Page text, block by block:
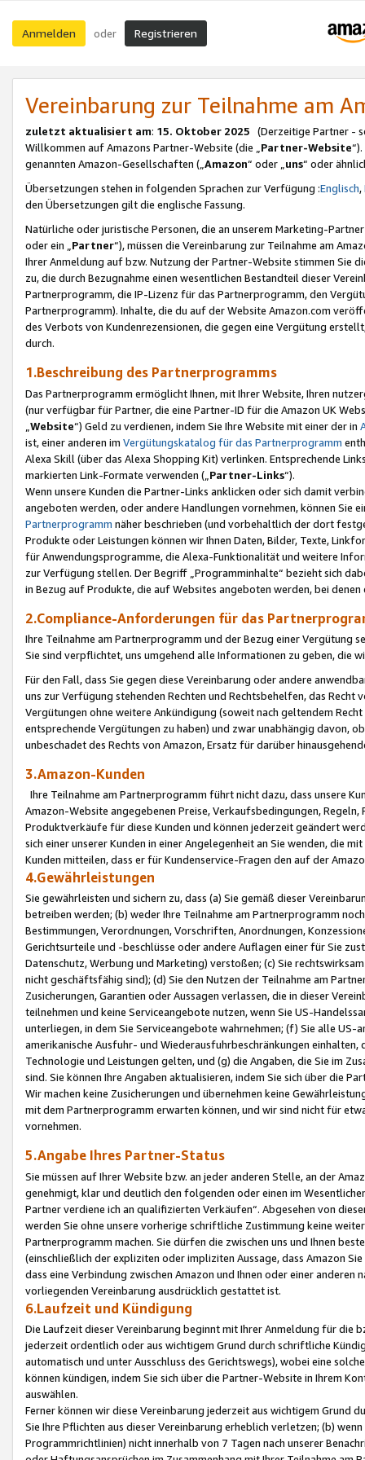
Anmelden oder Registrieren
Vereinbarung zur Teilnahme am
zuletzt aktualisiert am: 15. Oktober 2025 (Derzeitige Partner -
Willkommen auf Amazons Partner-Website (die „Partner-Website
genannten Amazon-Gesellschaften („Amazon“ oder „uns“ oder
Übersetzungen stehen in folgenden Sprachen zur Verfügung :Englisch,
den Übersetzungen gilt die englische Fassung.
Natürliche oder juristische Personen, die an unserem Marketing-
oder ein „Partner“), müssen die Vereinbarung zur Teilnahme am
Ihrer Anmeldung auf bzw. Nutzung der Partner-Website stimmen Sie
zu, die durch Bezugnahme einen wesentlichen Bestandteil dieser
Partnerprogramm, die IP-Lizenz für das Partnerprogramm, den
Partnerprogramm). Inhalte, die du auf der Website Amazon.com
des Verbots von Kundenrezensionen, die gegen eine Vergütung
durch.
1.Beschreibung des Partnerprogramms
Das Partnerprogramm ermöglicht Ihnen, mit Ihrer Website, Ihren
(nur verfügbar für Partner, die eine Partner-ID für die Amazon UK
Website“) Geld zu verdienen, indem Sie Ihre Website mit einer der in
ist, einer anderen im Vergütungskatalog für das Partnerprogramm
Alexa Skill (über das Alexa Shopping Kit) verlinken. Entsprechende
markierten Link-Formate verwenden („ Partner-Links“).
Wenn unsere Kunden die Partner-Links anklicken oder sich damit
angeboten werden, oder andere Handlungen vornehmen, können Sie
Partnerprogramm näher beschrieben (und vorbehaltlich der dort
Produkte oder Leistungen können wir Ihnen Daten, Bilder, Texte,
für Anwendungsprogramme, die Alexa-Funktionalität und weitere
zur Verfügung stellen. Der Begriff „Programminhalte“ bezieht sich
in Bezug auf Produkte, die auf Websites angeboten werden, bei
2.Compliance-Anforderungen für das
Ihre Teilnahme am Partnerprogramm und der Bezug einer Vergütung
Sie sind verpflichtet, uns umgehend alle Informationen zu geben, die
Für den Fall, dass Sie gegen diese Vereinbarung oder andere
uns zur Verfügung stehenden Rechten und Rechtsbehelfen, das
Vergütungen ohne weitere Ankündigung (soweit nach geltendem
entsprechende Vergütungen zu haben) und zwar unabhängig davon,
unbeschadet des Rechts von Amazon, Ersatz für darüber
3.Amazon-Kunden
Ihre Teilnahme am Partnerprogramm führt nicht dazu, dass unsere
Amazon-Website angegebenen Preise, Verkaufsbedingungen,
Produktverkäufe für diese Kunden und können jederzeit geändert
sich einer unserer Kunden in einer Angelegenheit an Sie wenden, die
Kunden mitteilen, dass er für Kundenservice-Fragen den auf der
4.Gewährleistungen
Sie gewährleisten und sichern zu, dass (a) Sie gemäß dieser
betreiben werden; (b) weder Ihre Teilnahme am Partnerprogramm
Bestimmungen, Verordnungen, Vorschriften, Anordnungen,
Gerichtsurteile und -beschlüsse oder andere Auflagen einer für Sie
Datenschutz, Werbung und Marketing) verstoßen; (c) Sie
nicht geschäftsfähig sind); (d) Sie den Nutzen der Teilnahme am
Zusicherungen, Garantien oder Aussagen verlassen, die in dieser
teilnehmen und keine Serviceangebote nutzen, wenn Sie US-
unterliegen, in dem Sie Serviceangebote wahrnehmen; (f) Sie alle
amerikanische Ausfuhr- und Wiederausfuhrbeschränkungen
Technologie und Leistungen gelten, und (g) die Angaben, die Sie im
sind. Sie können Ihre Angaben aktualisieren, indem Sie sich über die
Wir machen keine Zusicherungen und übernehmen keine
mit dem Partnerprogramm erwarten können, und wir sind nicht für
vornehmen.
5.Angabe Ihres Partner-Status
Sie müssen auf Ihrer Website bzw. an jeder anderen Stelle, an der
genehmigt, klar und deutlich den folgenden oder einen im
Partner verdiene ich an qualifizierten Verkäufen“. Abgesehen von
werden Sie ohne unsere vorherige schriftliche Zustimmung keine
Partnerprogramm machen. Sie dürfen die zwischen uns und Ihnen
(einschließlich der expliziten oder impliziten Aussage, dass Amazon
dass eine Verbindung zwischen Amazon und Ihnen oder einer
vorliegenden Vereinbarung ausdrücklich gestattet ist.
6.Laufzeit und Kündigung
Die Laufzeit dieser Vereinbarung beginnt mit Ihrer Anmeldung für die
jederzeit ordentlich oder aus wichtigem Grund durch schriftliche
automatisch und unter Ausschluss des Gerichtswegs), wobei eine
können kündigen, indem Sie sich über die Partner-Website in Ihrem
auswählen.
Ferner können wir diese Vereinbarung jederzeit aus wichtigem Grund
Sie Ihre Pflichten aus dieser Vereinbarung erheblich verletzen; (b)
Programmrichtlinien) nicht innerhalb von 7 Tagen nach unserer